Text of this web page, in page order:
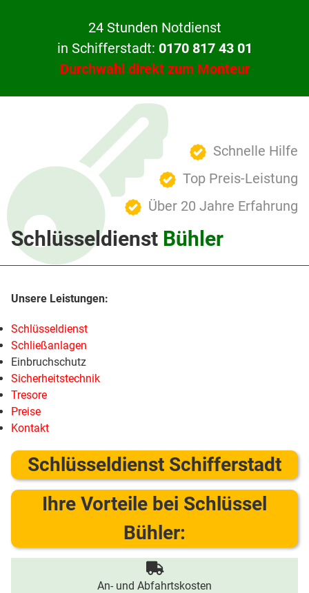
24 Stunden Notdienst
in Schifferstadt: 0170 817 43 01
Durchwahl direkt zum Monteur
Schnelle Hilfe
Top Preis-Leistung
Über 20 Jahre Erfahrung
Schlüsseldienst Bühler
Schlüsseldienst
Schließanlagen
Einbruchschutz
Sicherheitstechnik
Tresore
Preise
Kontakt
Schlüsseldienst Schifferstadt
Ihre Vorteile bei Schlüssel
Bühler:
An- und Abfahrtskosten